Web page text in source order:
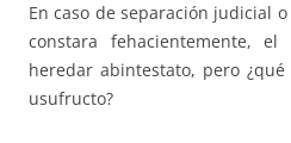
En caso de separación judicial
constara fehacientemente,
heredar abintestato, pero
usufructo?